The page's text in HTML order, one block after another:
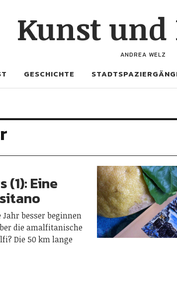
Kunst und
ANDREA WELZ
GESCHICHTE
(1): Eine
besser beginnen
die amalfitanische
Die 50 km lange